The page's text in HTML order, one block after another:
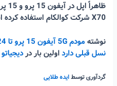
X70 شرکت کوالکام استفاده کرده است.
نوشته
نسل قبلی دارد اولین بار دردیجیاتو
گردآوری توسطایده طلایی